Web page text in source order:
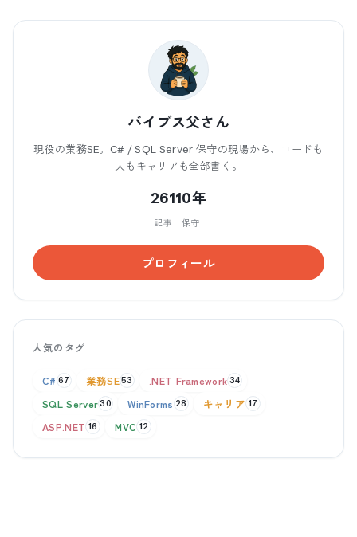
バイブス父さん
現役の業務SE。C# / SQL Server 保守の現場から、コードも
人もキャリアも全部書く。
261
記事
10年
保守
プロフィール
人気のタグ
C# 67 業務SE53 .NET Framework 34
SQL Server30 WinForms 28 キャリア 17
ASP.NET 16 MVC 12